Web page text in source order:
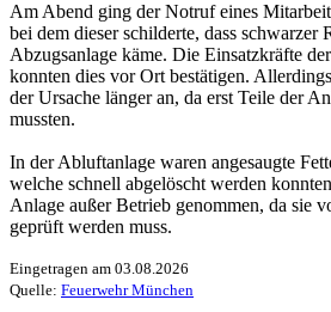
Am Abend ging der Notruf eines
bei dem dieser schilderte, dass schwarzer
Abzugsanlage käme. Die Einsatzkräfte
konnten dies vor Ort bestätigen.
der Ursache länger an, da erst Teile der
mussten.
In der Abluftanlage waren angesaugte
welche schnell abgelöscht werden
Anlage außer Betrieb genommen, da sie
geprüft werden muss.
Eingetragen am 03.08.2026
Quelle: Feuerwehr München